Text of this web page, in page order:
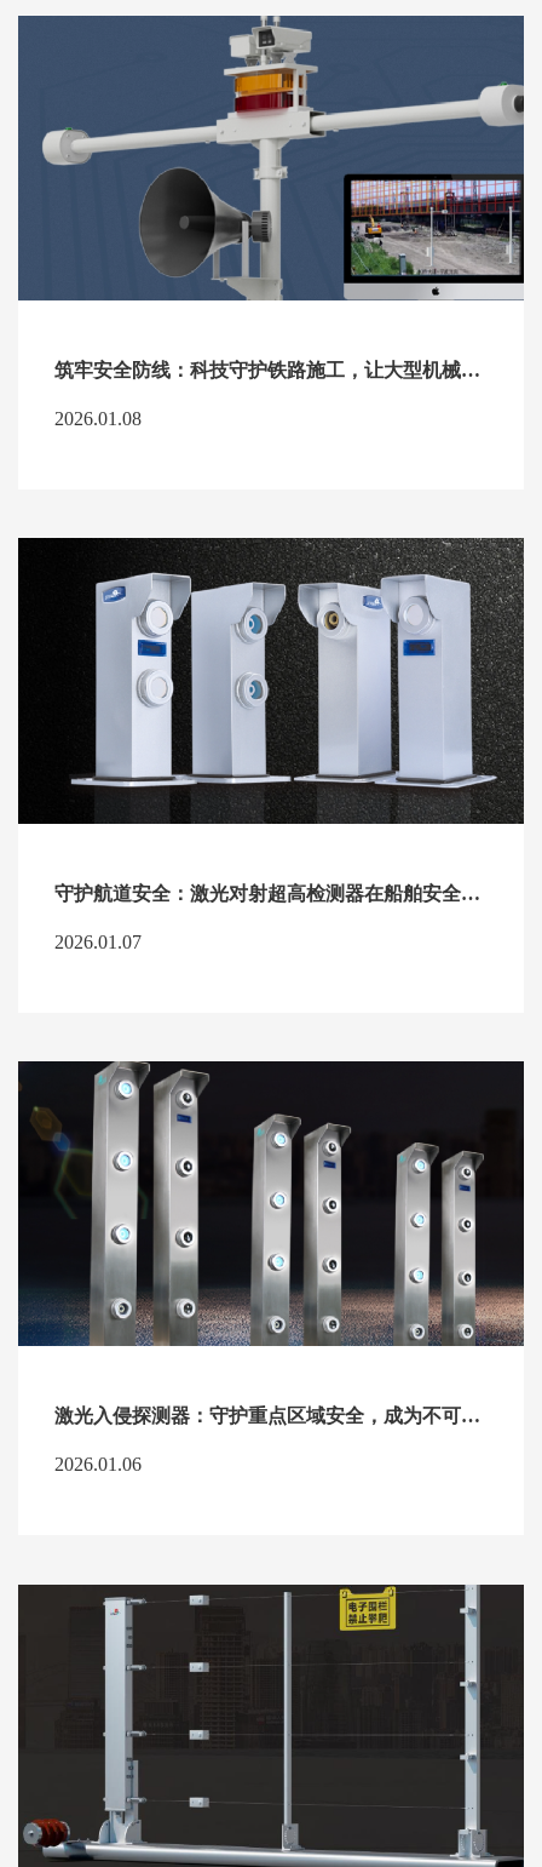
筑牢安全防线：科技守护铁路施工，让大型机械作业更安心
2026.01.08
守护航道安全：激光对射超高检测器在船舶安全防护中的实践价值
2026.01.07
激光入侵探测器：守护重点区域安全，成为不可替代的“安全卫士”
2026.01.06